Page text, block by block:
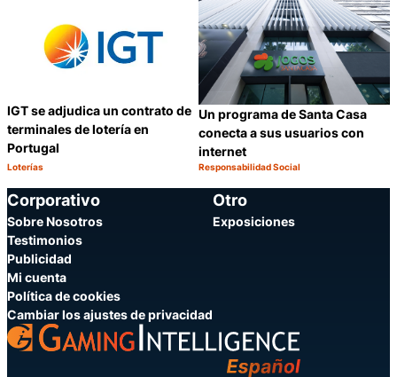
IGT se adjudica un contrato de
terminales de lotería en
Portugal
Categoría:
Loterías
Compartir
Un programa de Santa Casa
conecta a sus usuarios con
internet
Categoría:
Responsabilidad Social
Corporativo
Sobre Nosotros
Testimonios
Publicidad
Mi cuenta
Política de cookies
Cambiar los ajustes de privacidad
Otro
Exposiciones